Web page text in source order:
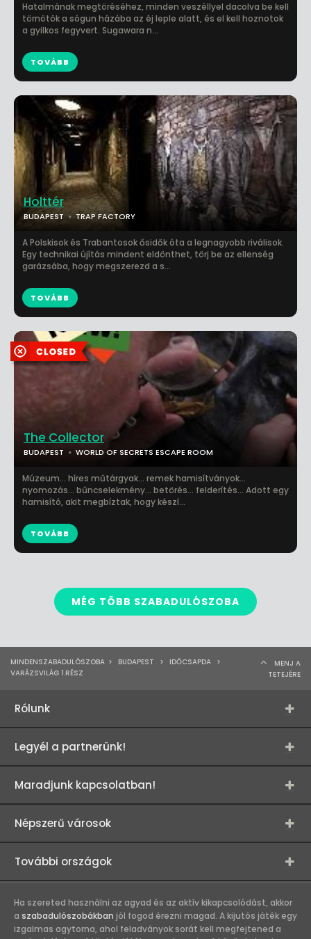
Hatalmának megtöréséhez, minden veszéllyel dacolva be kell
törnötök a sógun házába az éj leple alatt, és el kell hoznotok
a gyilkos fegyvert. Sugawara n...
TOVÁBB
Holttér
BUDAPEST TRAP FACTORY
A Polskisok és Trabantosok ősidők óta a legnagyobb riválisok.
Egy technikai újítás mindent eldönthet, törj be az ellenség
garázsába, hogy megszerezd a s...
TOVÁBB
The Collector
BUDAPEST WORLD OF SECRETS ESCAPE ROOM
Múzeum... híres műtárgyak... remek hamisítványok...
nyomozás... bűncselekmény... betörés... felderítés... Adott egy
hamisító, akit megbíztak, hogy készí...
TOVÁBB
MÉG TÖBB SZABADULÓSZOBA
MINDENSZABADULÓSZOBA > BUDAPEST > IDŐCSAPDA >
VARÁZSVILÁG 1.RÉSZ
MENJ A
TETEJÉRE
Rólunk
Legyél a partnerünk!
Maradjunk kapcsolatban!
Népszerű városok
További országok
Ha szereted használni az agyad és az aktív kikapcsolódást, akkor
a szabadulószobákban jól fogod érezni magad. A kijutós játék egy
izgalmas agytorna, ahol feladványok sorát kell megfejtened a